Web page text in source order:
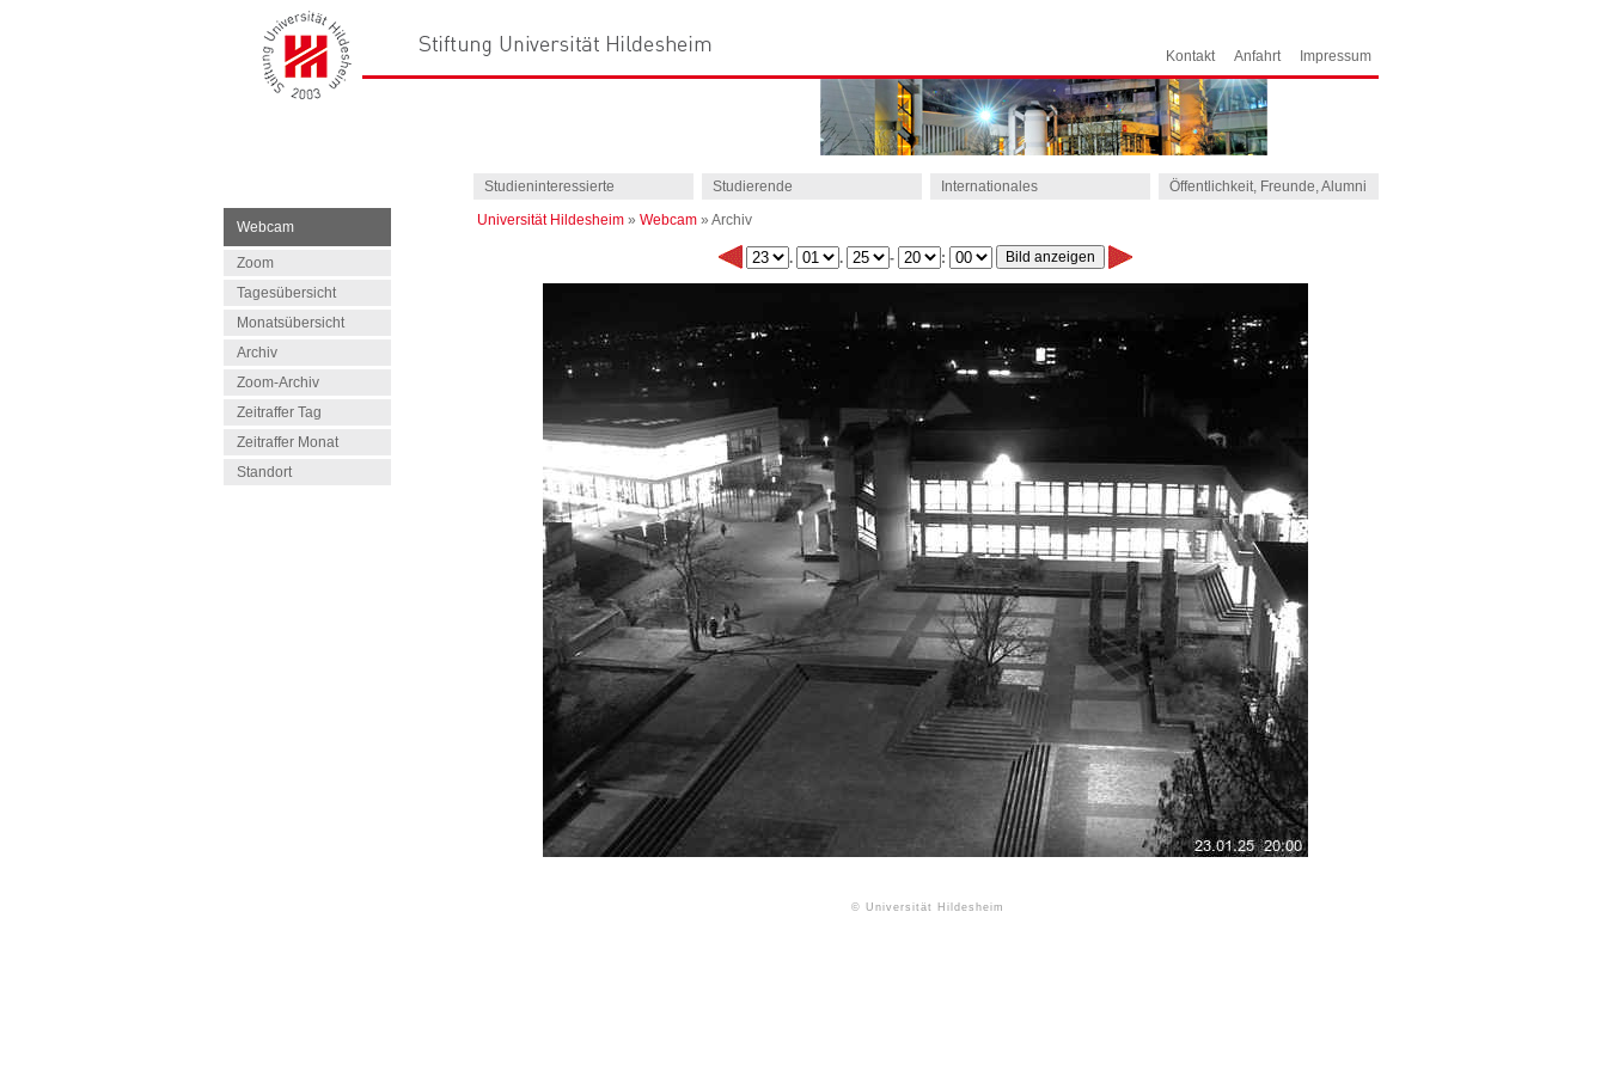
Studieninteressierte Studierende Internationales Öffentlichkeit, Freunde, Alumni
Webcam
Zoom
Tagesübersicht
Monatsübersicht
Archiv
Zoom-Archiv
Zeitraffer Tag
Zeitraffer Monat
Standort
Kontakt Anfahrt Impressum
Universität Hildesheim » Webcam » Archiv
. . - :
© Universität Hildesheim